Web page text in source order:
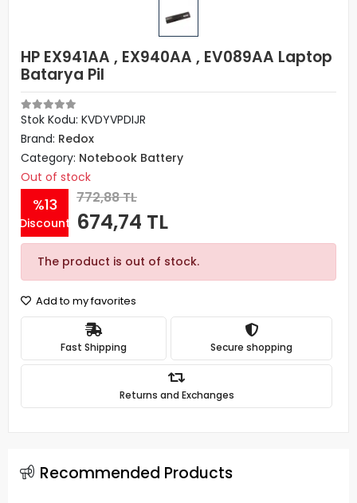
HP EX941AA , EX940AA , EV089AA Laptop
Batarya Pil
Stok Kodu: KVDYVPDIJR
Brand: Redox
Category: Notebook Battery
Out of stock
%13
Discount
772,88 TL
674,74 TL
The product is out of stock.
Add to my favorites
Fast Shipping Secure shopping
Returns and Exchanges
Recommended Products